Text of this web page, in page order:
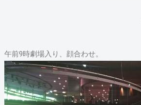
午前9時劇場入り、顔合わせ。